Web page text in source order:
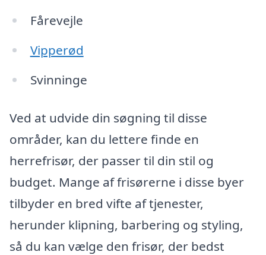
Fårevejle
Vipperød
Svinninge
Ved at udvide din søgning til disse
områder, kan du lettere finde en
herrefrisør, der passer til din stil og
budget. Mange af frisørerne i disse byer
tilbyder en bred vifte af tjenester,
herunder klipning, barbering og styling,
så du kan vælge den frisør, der bedst